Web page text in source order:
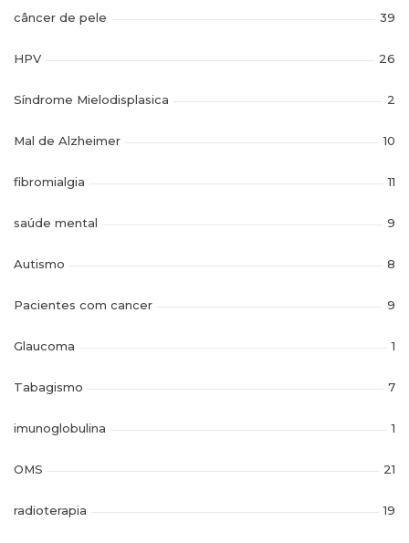
câncer de pele 39
HPV 26
Síndrome Mielodisplasica 2
Mal de Alzheimer 10
fibromialgia 11
saúde mental 9
Autismo 8
Pacientes com cancer 9
Glaucoma 1
Tabagismo 7
imunoglobulina 1
OMS 21
radioterapia 19